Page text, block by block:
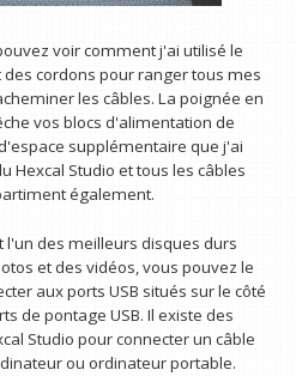
voir comment j'ai utilisé le
cordons pour ranger tous mes
les câbles. La poignée en
vos blocs d'alimentation de
supplémentaire que j'ai
Hexcal Studio et tous les câbles
également.
des meilleurs disques durs
et des vidéos, vous pouvez le
aux ports USB situés sur le côté
de pontage USB. Il existe des
Studio pour connecter un câble
ou ordinateur portable.